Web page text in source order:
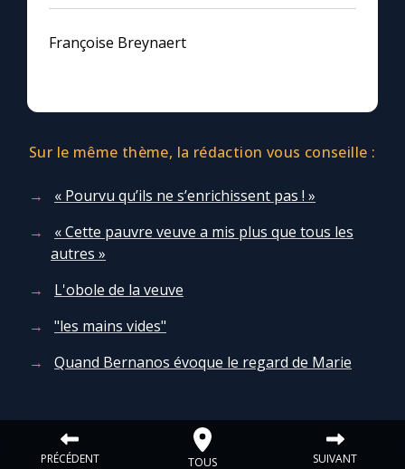
Françoise Breynaert
Sur le même thème, la rédaction vous conseille :
« Pourvu qu’ils ne s’enrichissent pas ! »
« Cette pauvre veuve a mis plus que tous les
autres »
L'obole de la veuve
"les mains vides"
Quand Bernanos évoque le regard de Marie
PRÉCÉDENT TOUS SUIVANT